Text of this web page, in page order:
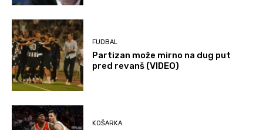
FUDBAL
Partizan može mirno na dug put
pred revanš (VIDEO)
KOŠARKA